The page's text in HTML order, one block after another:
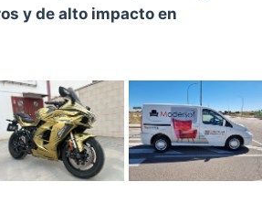
y de alto impacto en